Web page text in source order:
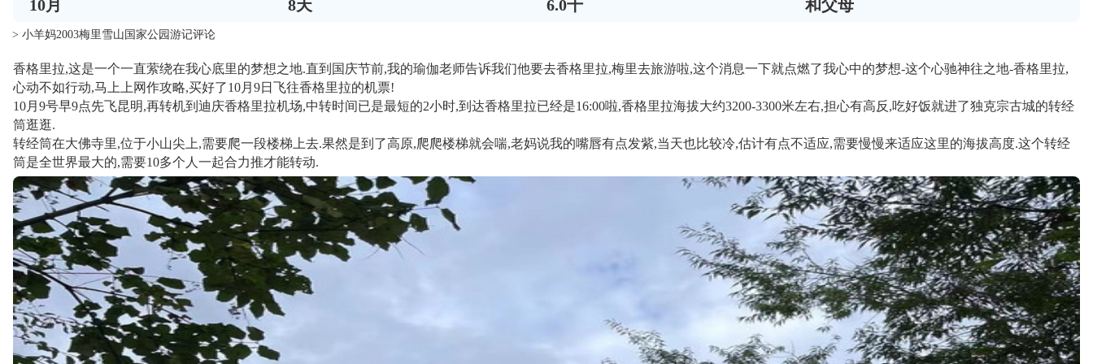
10月 8天 6.0千 和父母
> 小羊妈2003梅里雪山国家公园游记评论
香格里拉,这是一个一直萦绕在我心底里的梦想之地.直到国庆节前,我的瑜伽老师告诉我们他要去香格里拉,梅里去旅游啦,这个消息一下就点燃了我心中的梦想-这个心驰神往之地-香格里拉,
心动不如行动,马上上网作攻略,买好了10月9日飞往香格里拉的机票!
10月9号早9点先飞昆明,再转机到迪庆香格里拉机场,中转时间已是最短的2小时,到达香格里拉已经是16:00啦,香格里拉海拔大约3200-3300米左右,担心有高反,吃好饭就进了独克宗古城的转经
筒逛逛.
转经筒在大佛寺里,位于小山尖上,需要爬一段楼梯上去.果然是到了高原,爬爬楼梯就会喘,老妈说我的嘴唇有点发紫,当天也比较冷,估计有点不适应,需要慢慢来适应这里的海拔高度.这个转经
筒是全世界最大的,需要10多个人一起合力推才能转动.